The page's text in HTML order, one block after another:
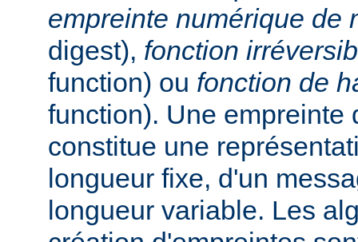
empreinte numérique de
digest), fonction
function) ou fonction de
function). Une empreinte
constitue une
longueur fixe, d'un
longueur variable. Les